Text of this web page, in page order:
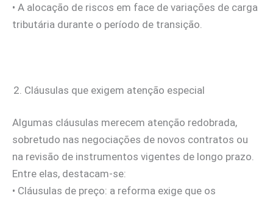
• A alocação de riscos em face de variações de carga
tributária durante o período de transição.
Cláusulas que exigem atenção especial
Algumas cláusulas merecem atenção redobrada,
sobretudo nas negociações de novos contratos ou
na revisão de instrumentos vigentes de longo prazo.
Entre elas, destacam-se:
• Cláusulas de preço: a reforma exige que os